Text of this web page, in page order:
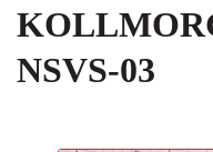
NSVS-03